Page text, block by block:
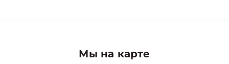
Мы на карте